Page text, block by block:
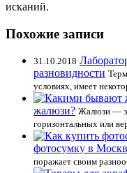
исканий.
Похожие записи
31.10.2018
разновидности
условиях, имеет
жалюзи? Жалюзи —
горизонтальных или
фотосумку в
поражает своим